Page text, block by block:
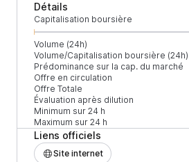
Détails
Capitalisation boursière
Volume (24h)
Volume/Capitalisation boursière (24h)
Prédominance sur la cap. du marché
Offre en circulation
Offre Totale
Évaluation après dilution
Minimum sur 24 h
Maximum sur 24 h
Liens officiels
Site internet